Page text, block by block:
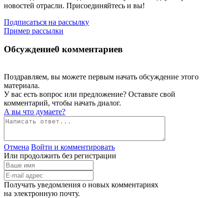
новостей отрасли. Присоединяйтесь и вы!
Подписаться на рассылку
Пример рассылки
Обсуждение0 комментариев
Поздравляем, вы можете первым начать обсуждение этого
материала.
У вас есть вопрос или предложение? Оставьте свой
комментарий, чтобы начать диалог.
А вы что думаете?
Отмена Войти и комментировать
Или продолжить без регистрации
Получать уведомления о новых комментариях
на электронную почту.